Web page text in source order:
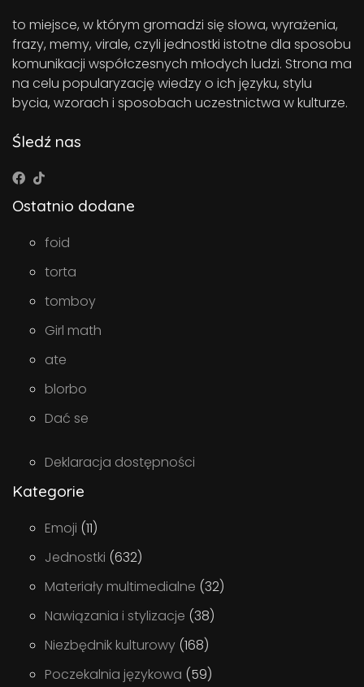
to miejsce, w którym gromadzi się słowa, wyrażenia,
frazy, memy, virale, czyli jednostki istotne dla sposobu
komunikacji współczesnych młodych ludzi. Strona ma
na celu popularyzację wiedzy o ich języku, stylu
bycia, wzorach i sposobach uczestnictwa w kulturze.
Śledź nas
Ostatnio dodane
foid
torta
tomboy
Girl math
ate
blorbo
Dać se
Deklaracja dostępności
Kategorie
Emoji (11)
Jednostki (632)
Materiały multimedialne (32)
Nawiązania i stylizacje (38)
Niezbędnik kulturowy (168)
Poczekalnia językowa (59)